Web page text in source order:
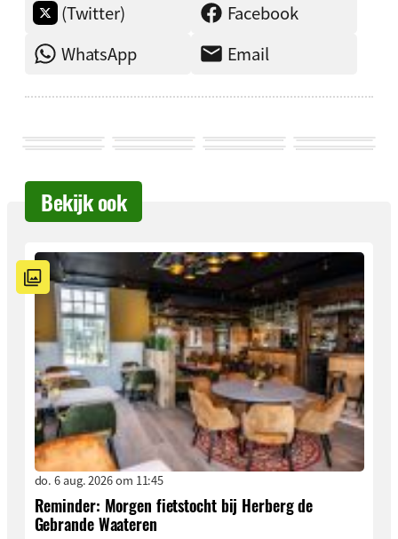
(Twitter)
Facebook
WhatsApp
Email
Bekijk ook
do. 6 aug. 2026 om 11:45
Reminder: Morgen fietstocht bij Herberg de
Gebrande Waateren